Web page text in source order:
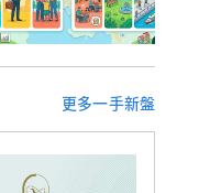
更多一手新盤